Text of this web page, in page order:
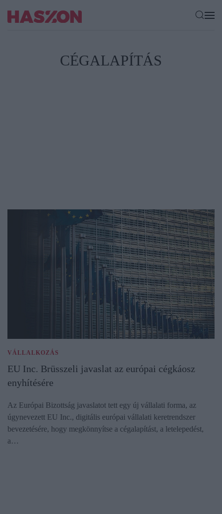
CÉGALAPÍTÁS
VÁLLALKOZÁS
EU Inc. Brüsszeli javaslat az európai cégkáosz
enyhítésére
Az Európai Bizottság javaslatot tett egy új vállalati forma, az
úgynevezett EU Inc., digitális európai vállalati keretrendszer
bevezetésére, hogy megkönnyítse a cégalapítást, a letelepedést,
a…